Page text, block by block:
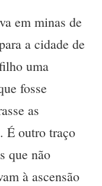
em minas de
a cidade de
uma
fosse
as
É outro traço
que não
à ascensão